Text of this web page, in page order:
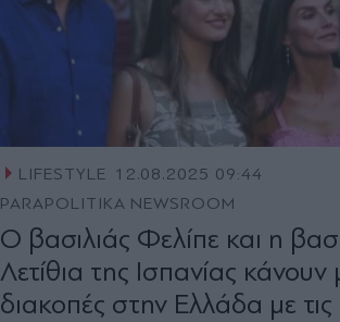
LIFESTYLE 12.08.2025 09:44
PARAPOLITIKA NEWSROOM
Ο βασιλιάς Φελίπε και η
Λετίθια της Ισπανίας κάνουν
διακοπές στην Ελλάδα με